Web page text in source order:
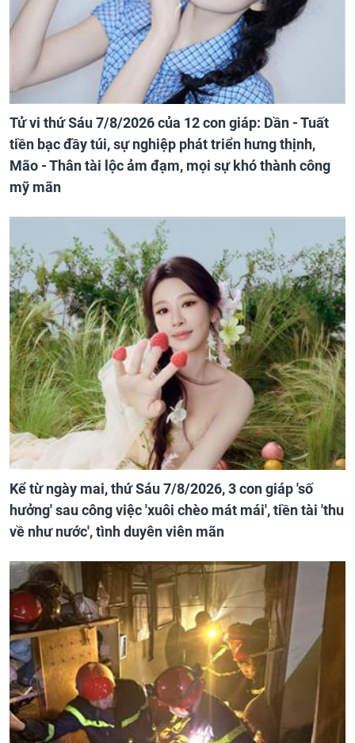
Tử vi thứ Sáu 7/8/2026 của 12 con giáp: Dần - Tuất
tiền bạc đầy túi, sự nghiệp phát triển hưng thịnh,
Mão - Thân tài lộc ảm đạm, mọi sự khó thành công
mỹ mãn
Kể từ ngày mai, thứ Sáu 7/8/2026, 3 con giáp 'số
hưởng' sau công việc 'xuôi chèo mát mái', tiền tài 'thu
về như nước', tình duyên viên mãn